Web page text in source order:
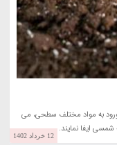
به مواد مختلف سطحی، می
ایفا نمایند.
12 خرداد 1402